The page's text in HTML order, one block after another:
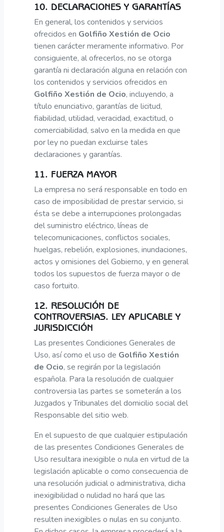
10. DECLARACIONES Y GARANTÍAS
En general, los contenidos y servicios
ofrecidos en Golfiño Xestión de Ocio
tienen carácter meramente informativo. Por
consiguiente, al ofrecerlos, no se otorga
garantía ni declaración alguna en relación con
los contenidos y servicios ofrecidos en
Golfiño Xestión de Ocio, incluyendo, a
título enunciativo, garantías de licitud,
fiabilidad, utilidad, veracidad, exactitud, o
comerciabilidad, salvo en la medida en que
por ley no puedan excluirse tales
declaraciones y garantías.
11. FUERZA MAYOR
La empresa no será responsable en todo en
caso de imposibilidad de prestar servicio, si
ésta se debe a interrupciones prolongadas
del suministro eléctrico, líneas de
telecomunicaciones, conflictos sociales,
huelgas, rebelión, explosiones, inundaciones,
actos y omisiones del Gobierno, y en general
todos los supuestos de fuerza mayor o de
caso fortuito.
12. RESOLUCIÓN DE
CONTROVERSIAS. LEY APLICABLE Y
JURISDICCIÓN
Las presentes Condiciones Generales de
Uso, así como el uso de Golfiño Xestión
de Ocio, se regirán por la legislación
española. Para la resolución de cualquier
controversia las partes se someterán a los
Juzgados y Tribunales del domicilio social del
Responsable del sitio web.
En el supuesto de que cualquier estipulación
de las presentes Condiciones Generales de
Uso resultara inexigible o nula en virtud de la
legislación aplicable o como consecuencia de
una resolución judicial o administrativa, dicha
inexigibilidad o nulidad no hará que las
presentes Condiciones Generales de Uso
resulten inexigibles o nulas en su conjunto.